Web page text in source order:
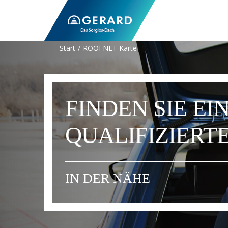
Start
ROOFNET Karte
FINDEN SIE
IN DER NÄHE